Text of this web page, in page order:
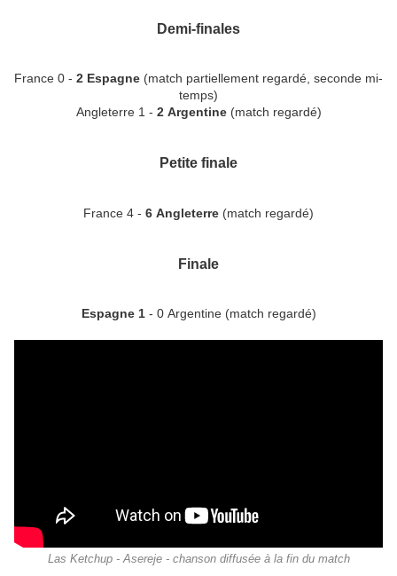
Demi-finales
France 0 - 2 Espagne (match partiellement regardé, seconde mi-
temps)
Angleterre 1 - 2 Argentine(match regardé)
Petite finale
France 4 - 6 Angleterre (match regardé)
Finale
Espagne 1- 0 Argentine (match regardé)
Las Ketchup - Asereje - chanson diffusée à la fin du match